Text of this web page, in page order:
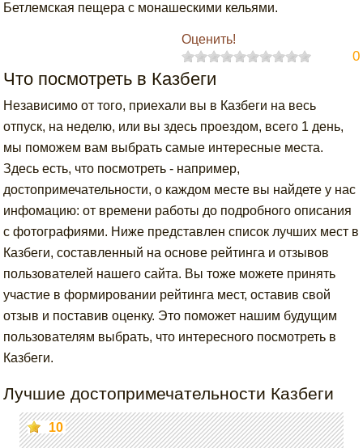
Бетлемская пещера с монашескими кельями.
Оценить!
0
Что посмотреть в Казбеги
Независимо от того, приехали вы в Казбеги на весь
отпуск, на неделю, или вы здесь проездом, всего 1 день,
мы поможем вам выбрать самые интересные места.
Здесь есть, что посмотреть - например,
достопримечательности, о каждом месте вы найдете у нас
инфомацию: от времени работы до подробного описания
с фотографиями. Ниже представлен список лучших мест в
Казбеги, составленный на основе рейтинга и отзывов
пользователей нашего сайта. Вы тоже можете принять
участие в формировании рейтинга мест, оставив свой
отзыв и поставив оценку. Это поможет нашим будущим
пользователям выбрать, что интересного посмотреть в
Казбеги.
Лучшие достопримечательности Казбеги
10